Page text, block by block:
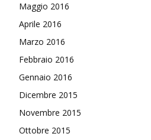
Maggio 2016
Aprile 2016
Marzo 2016
Febbraio 2016
Gennaio 2016
Dicembre 2015
Novembre 2015
Ottobre 2015